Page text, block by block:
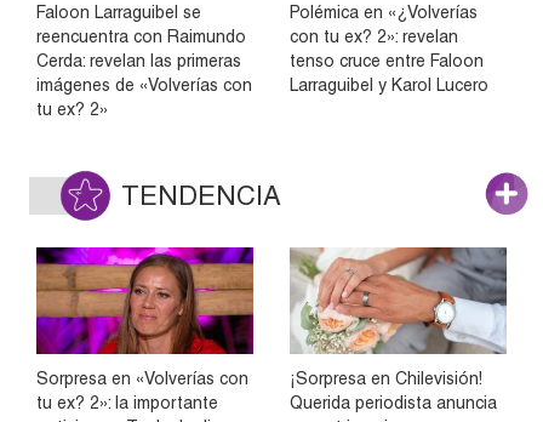
Faloon Larraguibel se
reencuentra con Raimundo
Cerda: revelan las primeras
imágenes de «Volverías con
tu ex? 2»
Polémica en «¿Volverías
con tu ex? 2»: revelan
tenso cruce entre Faloon
Larraguibel y Karol Lucero
TENDENCIA
Sorpresa en «Volverías con
tu ex? 2»: la importante
¡Sorpresa en Chilevisión!
Querida periodista anuncia